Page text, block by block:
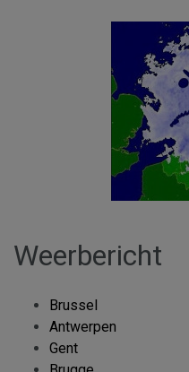
Weerbericht
Brussel
Antwerpen
Gent